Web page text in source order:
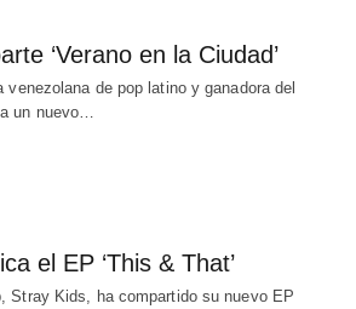
‘Verano en la Ciudad’
venezolana de pop latino y ganadora del
un nuevo…
el EP ‘This & That’
Stray Kids, ha compartido su nuevo EP